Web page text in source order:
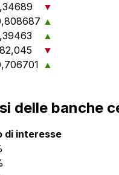
▼
▲
▲
▼
▲
delle banche
di interesse